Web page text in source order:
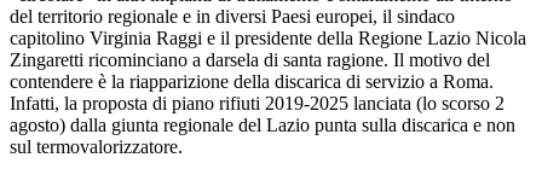
del territorio regionale e in diversi Paesi europei, il sindaco
capitolino Virginia Raggi e il presidente della Regione Lazio Nicola
Zingaretti ricominciano a darsela di santa ragione. Il motivo del
contendere è la riapparizione della discarica di servizio a Roma.
Infatti, la proposta di piano rifiuti 2019-2025 lanciata (lo scorso 2
agosto) dalla giunta regionale del Lazio punta sulla discarica e non
sul termovalorizzatore.